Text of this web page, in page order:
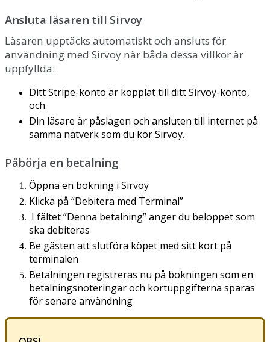
Ansluta läsaren till Sirvoy
Läsaren upptäcks automatisktoch ansluts för
användning med Sirvoy när båda dessa villkorär
uppfyllda:
DittStripe-konto är kopplattill dittSirvoy-konto,
och.
Din läsare är påslagen och ansluten till internet på
samma nätverksom du körSirvoy.
Påbörja en betalning
Öppna en bokning i Sirvoy
Klicka på “Debitera med Terminal”
I fältet”Denna betalning”angerdu beloppetsom
ska debiteras
Be gästen attslutföra köpet med sitt kort på
terminalen
Betalningen registreras nu på bokningen som en
betalningsnoteringaroch kortuppgifterna sparas
försenare användning